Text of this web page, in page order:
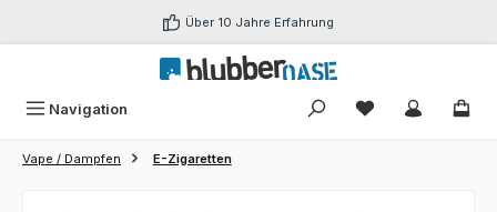
Zum Hauptinhalt springen Über 10 Jahre Erfahrung
Navigation Du hast 0
Vape / Dampfen E-Zigaretten